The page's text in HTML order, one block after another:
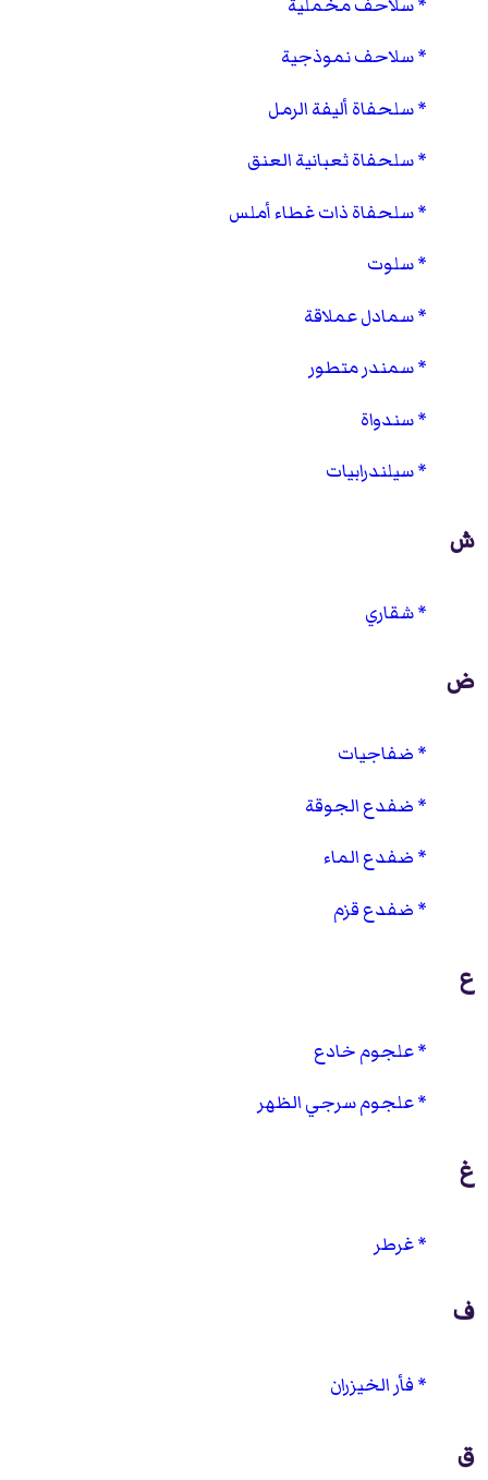
سلاحف نموذجية
سلحفاة أليفة الرمل
سلحفاة ثعبانية العنق
سلحفاة ذات غطاء أملس
سلوت
سمادل عملاقة
سمندر متطور
سندواة
سيلندرابيات
ش
شقاري
ض
ضفاجيات
ضفدع الجوقة
ضفدع الماء
ضفدع قزم
ع
علجوم خادع
علجوم سرجي الظهر
غ
غرطر
ف
فأر الخيزران
ق